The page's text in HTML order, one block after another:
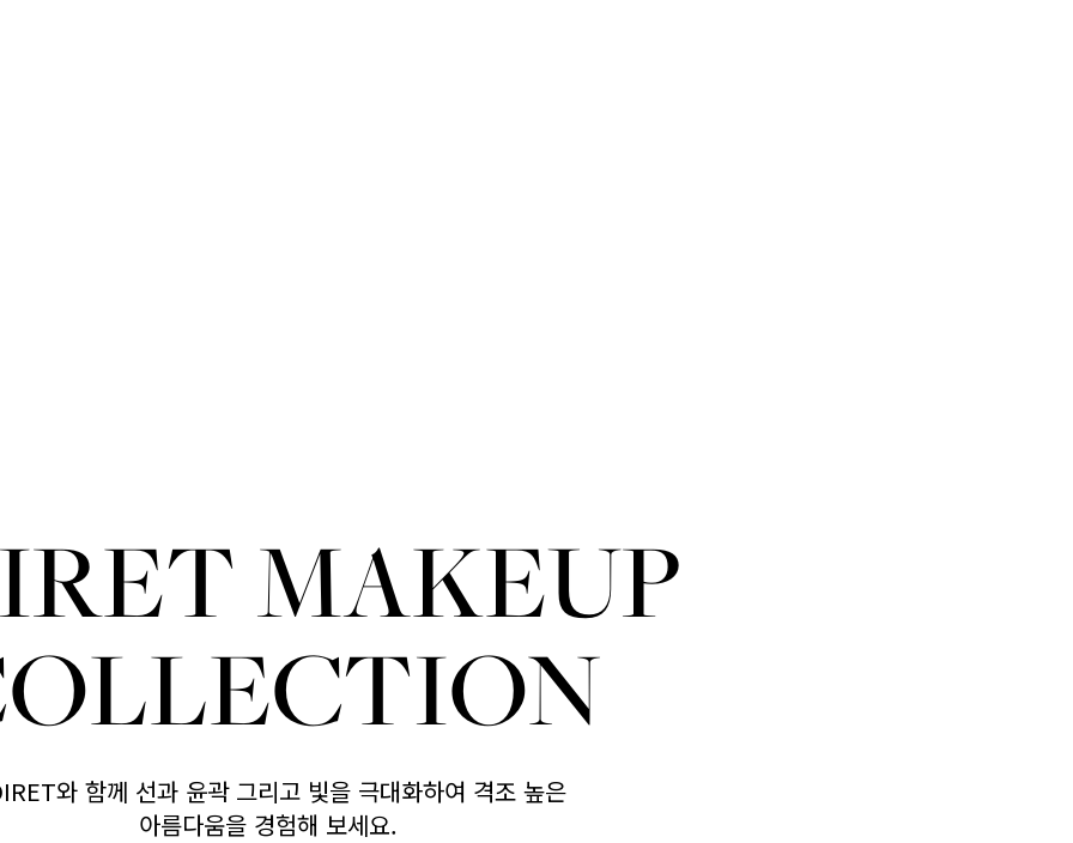
MAKEUP
와 함께 선과 윤곽 그리고 빛을 극대화하여 격조 높은
아름다움을 경험해 보세요.